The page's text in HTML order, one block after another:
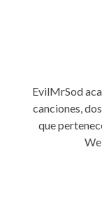
EvilMrSod
canciones,
que